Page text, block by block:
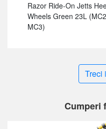
Razor Ride-On Jetts
Wheels Green 23L
MC3)
Treci
Cumperi